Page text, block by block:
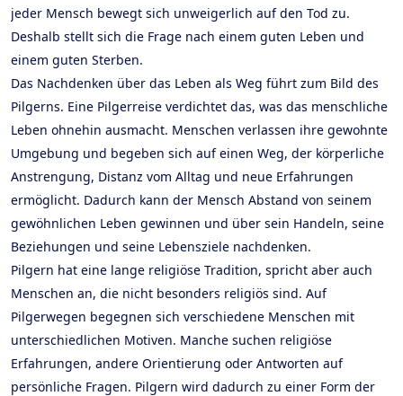
jeder Mensch bewegt sich unweigerlich auf den Tod zu.
Deshalb stellt sich die Frage nach einem guten Leben und
einem guten Sterben.
Das Nachdenken über das Leben als Weg führt zum Bild des
Pilgerns. Eine Pilgerreise verdichtet das, was das menschliche
Leben ohnehin ausmacht. Menschen verlassen ihre gewohnte
Umgebung und begeben sich auf einen Weg, der körperliche
Anstrengung, Distanz vom Alltag und neue Erfahrungen
ermöglicht. Dadurch kann der Mensch Abstand von seinem
gewöhnlichen Leben gewinnen und über sein Handeln, seine
Beziehungen und seine Lebensziele nachdenken.
Pilgern hat eine lange religiöse Tradition, spricht aber auch
Menschen an, die nicht besonders religiös sind. Auf
Pilgerwegen begegnen sich verschiedene Menschen mit
unterschiedlichen Motiven. Manche suchen religiöse
Erfahrungen, andere Orientierung oder Antworten auf
persönliche Fragen. Pilgern wird dadurch zu einer Form der